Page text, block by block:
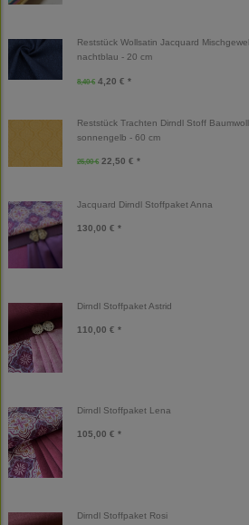
Reststück Wollsatin Jacquard
nachtblau - 20 cm
8,40 € 4,20 € *
Reststück Trachten Dirndl Stoff
sonnengelb - 60 cm
25,00 € 22,50 € *
Jacquard Dirndl Stoffpaket Anna
130,00 € *
Dirndl Stoffpaket Astrid
110,00 € *
Dirndl Stoffpaket Lena
105,00 € *
Dirndl Stoffpaket Rosi